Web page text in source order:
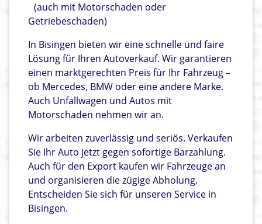
(auch mit Motorschaden oder
Getriebeschaden)
In Bisingen bieten wir eine schnelle und faire
Lösung für Ihren Autoverkauf. Wir garantieren
einen marktgerechten Preis für Ihr Fahrzeug –
ob Mercedes, BMW oder eine andere Marke.
Auch Unfallwagen und Autos mit
Motorschaden nehmen wir an.
Wir arbeiten zuverlässig und seriös. Verkaufen
Sie Ihr Auto jetzt gegen sofortige Barzahlung.
Auch für den Export kaufen wir Fahrzeuge an
und organisieren die zügige Abholung.
Entscheiden Sie sich für unseren Service in
Bisingen.